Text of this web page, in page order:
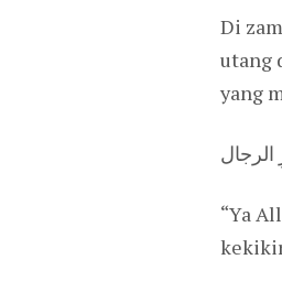
Di
utang
yang
“Ya